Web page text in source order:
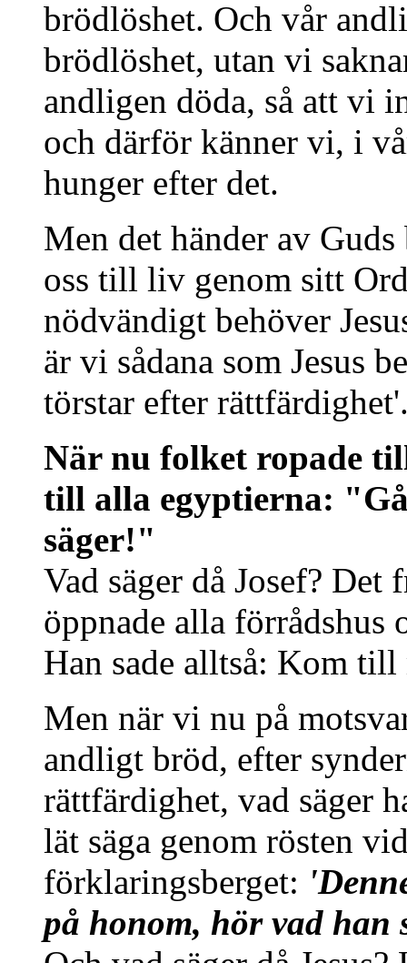
brödlöshet. Och vår
brödlöshet, utan vi
andligen döda, så att vi
och därför känner vi, i
hunger efter det.
Men det händer av
oss till liv genom sitt
nödvändigt behöver
är vi sådana som Jesus
törstar efter
När nu folket ropade
till alla egyptierna:
säger!"
Vad säger då Josef?
öppnade alla förrådshus
Han sade alltså: Kom
Men när vi nu på
andligt bröd, efter
rättfärdighet, vad säger
lät säga genom rösten
förklaringsberget:
på honom, hör vad han